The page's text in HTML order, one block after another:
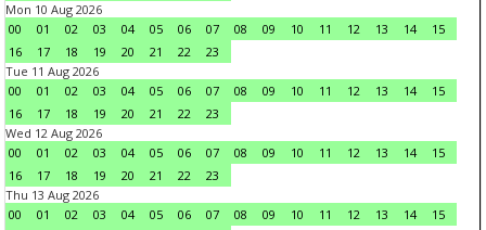
Mon 10 Aug 2026
00
01 02 03 04 05 06 07 08 09 10 11 12 13 14
15
16
17 18 19 20 21 22
23
Tue 11 Aug 2026
00
01 02 03 04 05 06 07 08 09 10 11 12 13 14
15
16
17 18 19 20 21 22
23
Wed 12 Aug 2026
00
01 02 03 04 05 06 07 08 09 10 11 12 13 14
15
16
17 18 19 20 21 22
23
Thu 13 Aug 2026
00
01 02 03 04 05 06 07 08 09 10 11 12 13 14
15